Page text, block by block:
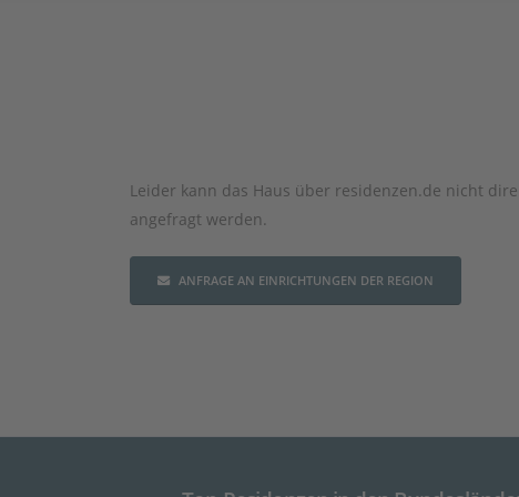
Leider kann das Haus über residenzen.de nicht
angefragt werden.
ANFRAGE AN EINRICHTUNGEN DER REGION